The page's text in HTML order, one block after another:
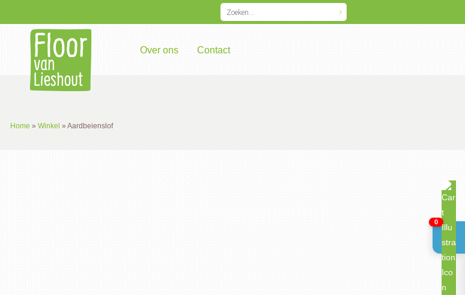
Over ons Contact
Home » Winkel » Aardbeienslof
0